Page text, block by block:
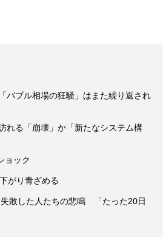
ブル相場の狂騒」はまた繰り返され
る「崩壊」か「新たなシステム構
ョック
がり青ざめる
失敗した人たちの悲鳴 「たった20日